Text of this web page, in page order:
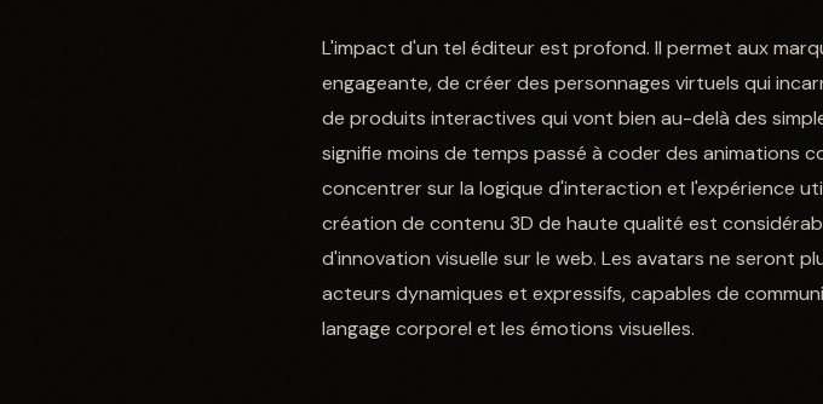
L'impact d'un tel éditeur est profond. Il permet aux
engageante, de créer des personnages virtuels qui
de produits interactives qui vont bien au-delà des
signifie moins de temps passé à coder des animations
concentrer sur la logique d'interaction et l'expérience
création de contenu 3D de haute qualité est
d'innovation visuelle sur le web. Les avatars ne seront
acteurs dynamiques et expressifs, capables de
langage corporel et les émotions visuelles.